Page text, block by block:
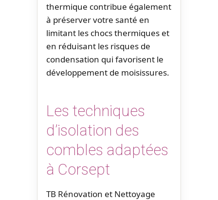
thermique contribue également
à préserver votre santé en
limitant les chocs thermiques et
en réduisant les risques de
condensation qui favorisent le
développement de moisissures.
Les techniques
d’isolation des
combles adaptées
à Corsept
TB Rénovation et Nettoyage